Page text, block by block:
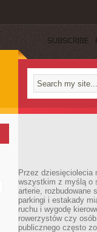
SUBSCRIBE
Przez dziesięciolecia
wszystkim z myślą o
arterie, rozbudowane
parkingi i estakady
ruchu i wygodę
rowerzystów czy
publicznego często